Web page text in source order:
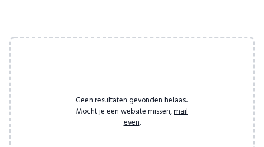
Geen resultaten gevonden helaas...
Mocht je een website missen, mail
even.